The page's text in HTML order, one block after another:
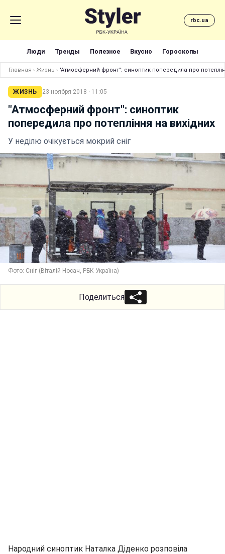
rbc.ua
Люди Тренды Полезное Вкусно Гороскопы
Главная › Жизнь › "Атмосферний фронт": синоптик попередила про
ЖИЗНЬ 23 ноября 2018 · 11:05
"Атмосферний фронт": синоптик
попередила про потепління на вихідних
У неділю очікується мокрий сніг
Фото: Сніг (Віталій Носач, РБК-Україна)
Поделиться
Народний синоптик Наталка Діденко розповіла